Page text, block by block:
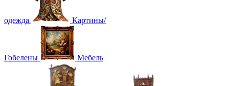
одежда Картины/
Гобелены Мебель